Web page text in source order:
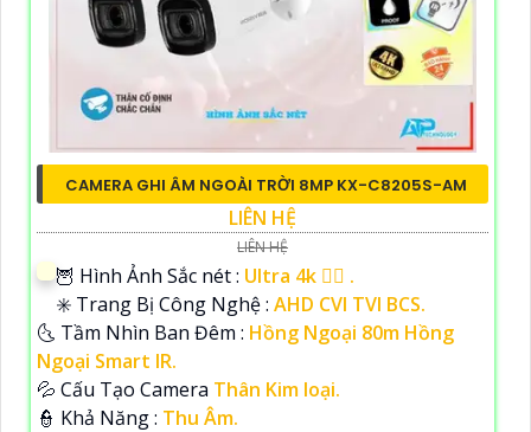
CAMERA GHI ÂM NGOÀI TRỜI 8MP KX-C8205S-AM
LIÊN HỆ
LIÊN HỆ
🦉 Hình Ảnh Sắc nét : Ultra 4k 👍🏾 .
✳️ Trang Bị Công Nghệ : AHD CVI TVI BCS.
🌜 Tầm Nhìn Ban Đêm : Hồng Ngoại 80m Hồng
Ngoại Smart IR.
💦 Cấu Tạo Camera Thân Kim loại.
️👮 Khả Năng : Thu Âm.